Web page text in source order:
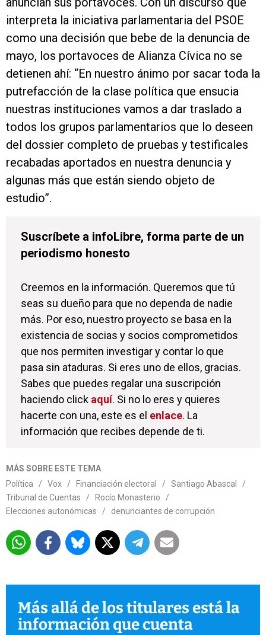
interpreta la iniciativa parlamentaria del PSOE
como una decisión que bebe de la denuncia de
mayo, los portavoces de Alianza Cívica no se
detienen ahí: “En nuestro ánimo por sacar toda la
putrefacción de la clase política que ensucia
nuestras instituciones vamos a dar traslado a
todos los grupos parlamentarios que lo deseen
del dossier completo de pruebas y testificales
recabadas aportados en nuestra denuncia y
algunas más que están siendo objeto de
estudio”.
Suscríbete a infoLibre, forma parte de un
periodismo honesto
Creemos en la información. Queremos que tú
seas su dueño para que no dependa de nadie
más. Por eso, nuestro proyecto se basa en la
existencia de socias y socios comprometidos
que nos permiten investigar y contar lo que
pasa sin ataduras. Si eres uno de ellos, gracias.
Sabes que puedes regalar una suscripción
haciendo click aquí. Si no lo eres y quieres
hacerte con una, este es el enlace. La
información que recibes depende de ti.
MÁS SOBRE ESTE TEMA
Política
/ Vox / Financiación electoral / Santiago Abascal
/
Tribunal de Cuentas
/ Rocío Monasterio
/
Elecciones autonómicas
/ denunciantes de corrupción
Más allá de los titulares está la
información que cuenta